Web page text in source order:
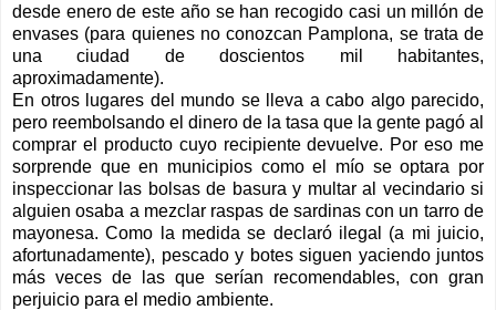
desde enero de este año se han recogido casi un millón de
envases (para quienes no conozcan Pamplona, se trata de
una ciudad de doscientos mil habitantes,
aproximadamente).
En otros lugares del mundo se lleva a cabo algo parecido,
pero reembolsando el dinero de la tasa que la gente pagó al
comprar el producto cuyo recipiente devuelve. Por eso me
sorprende que en municipios como el mío se optara por
inspeccionar las bolsas de basura y multar al vecindario si
alguien osaba a mezclar raspas de sardinas con un tarro de
mayonesa. Como la medida se declaró ilegal (a mi juicio,
afortunadamente), pescado y botes siguen yaciendo juntos
más veces de las que serían recomendables, con gran
perjuicio para el medio ambiente.